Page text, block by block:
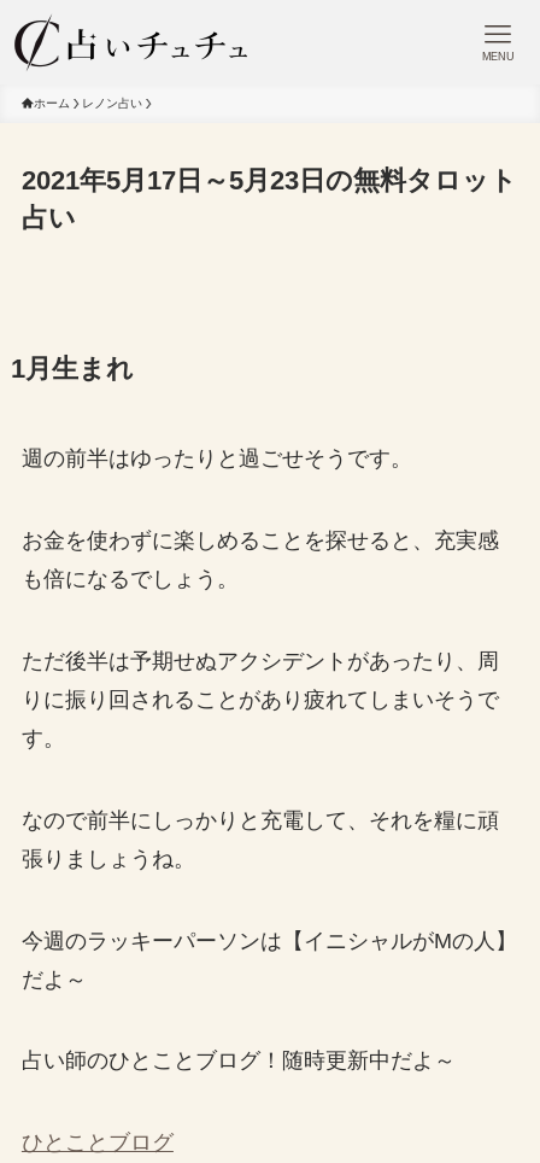
MENU
ホーム レノン占い
2021年5月17日～5月23日の無料タロット
占い
1月生まれ
週の前半はゆったりと過ごせそうです。
お金を使わずに楽しめることを探せると、充実感
も倍になるでしょう。
ただ後半は予期せぬアクシデントがあったり、周
りに振り回されることがあり疲れてしまいそうで
す。
なので前半にしっかりと充電して、それを糧に頑
張りましょうね。
今週のラッキーパーソンは【イニシャルがMの人】
だよ～
占い師のひとことブログ！随時更新中だよ～
ひとことブログ